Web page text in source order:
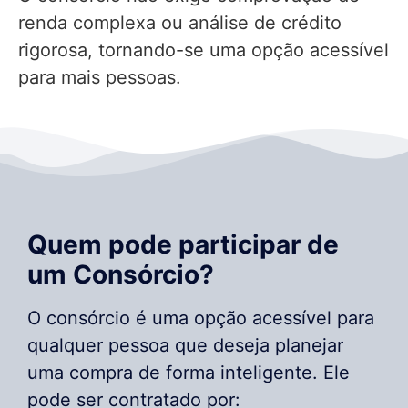
renda complexa ou análise de crédito
rigorosa, tornando-se uma opção acessível
para mais pessoas.
Quem pode participar de
um Consórcio?
O consórcio é uma opção acessível para
qualquer pessoa que deseja planejar
uma compra de forma inteligente. Ele
pode ser contratado por: